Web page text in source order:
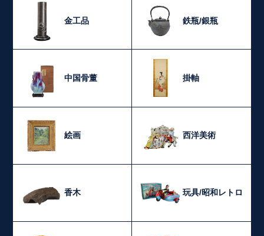
金工品 鉄瓶/銀瓶
中国骨董 掛軸
絵画 西洋美術
香木 玩具/昭和レトロ